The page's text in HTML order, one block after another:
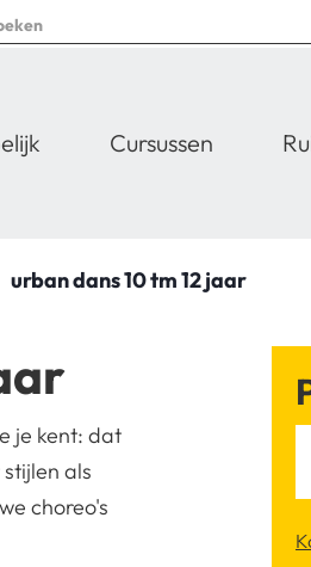
Cursussen
urban dans 10 tm 12 jaar
je kent: dat
als
choreo's